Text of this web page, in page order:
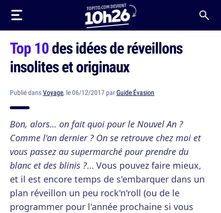
Top 10des idées de réveillons
insolites et originaux
Publié dansVoyage, le 06/12/2017 parGuide Évasion
Bon, alors… on fait quoi pour le Nouvel An ?
Comme l'an dernier ? On se retrouve chez moi et
vous passez au supermarché pour prendre du
blanc et des blinis ?… Vous pouvez faire mieux,
et il est encore temps de s'embarquer dans un
plan réveillon un peu rock'n'roll (ou de le
programmer pour l'année prochaine si vous